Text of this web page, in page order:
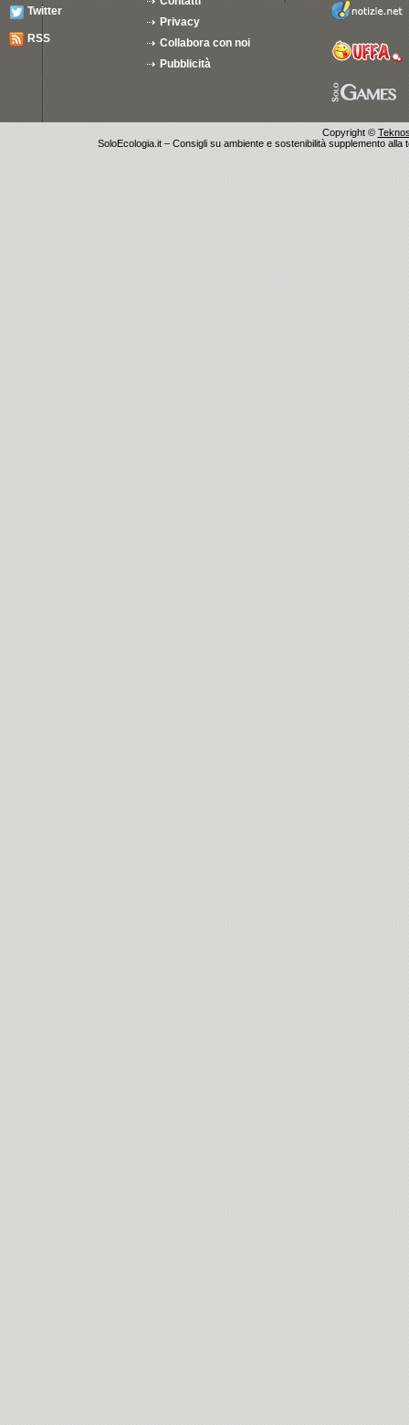
Twitter
RSS
Privacy
Collabora con noi
Pubblicità
Copyright ©
SoloEcologia.it – Consigli su ambiente e sostenibilità supplemento